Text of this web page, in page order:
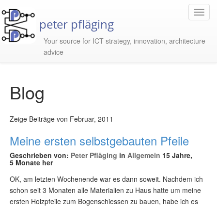
peter pfläging
Your source for ICT strategy, innovation, architecture
advice
Blog
Zeige Beiträge von Februar, 2011
Meine ersten selbstgebauten Pfeile
Geschrieben von: Peter Pfläging in Allgemein 15 Jahre,
5 Monate her
OK, am letzten Wochenende war es dann soweit. Nachdem ich
schon seit 3 Monaten alle Materialien zu Haus hatte um meine
ersten Holzpfeile zum Bogenschiessen zu bauen, habe ich es